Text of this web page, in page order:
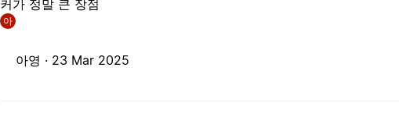
커가 정말 큰 장점
아
아영 · 23 Mar 2025